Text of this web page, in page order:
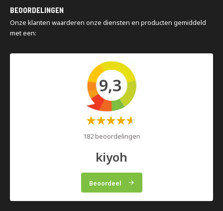
Magazijninspecties
BEOORDELINGEN
Onze klanten waarderen onze diensten en producten gemiddeld
met een:
9,3
Waardering:
182 beoordelingen
kiyoh
Beoordeel